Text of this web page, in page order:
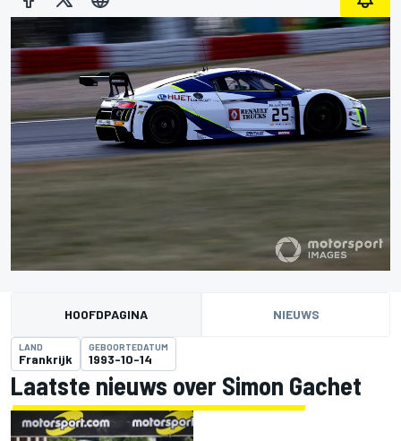
HOOFDPAGINA NIEUWS
LAND
Frankrijk
GEBOORTEDATUM
1993-10-14
Laatste nieuws over Simon Gachet